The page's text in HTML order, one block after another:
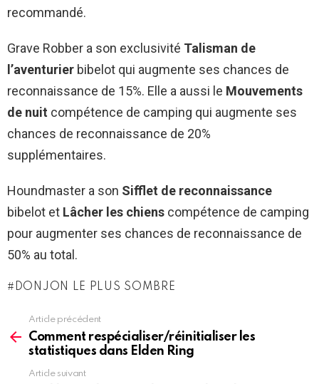
recommandé.
Grave Robber a son exclusivité Talisman de
l’aventurier bibelot qui augmente ses chances de
reconnaissance de 15%. Elle a aussi le Mouvements
de nuit compétence de camping qui augmente ses
chances de reconnaissance de 20%
supplémentaires.
Houndmaster a son Sifflet de reconnaissance
bibelot et Lâcher les chiens compétence de camping
pour augmenter ses chances de reconnaissance de
50% au total.
DONJON LE PLUS SOMBRE
more
Article précédent
Comment respécialiser/réinitialiser les
statistiques dans Elden Ring
Article suivant